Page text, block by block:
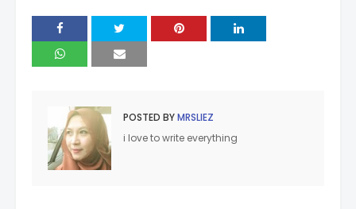
POSTED BYMRSLIEZ
i love to write everything